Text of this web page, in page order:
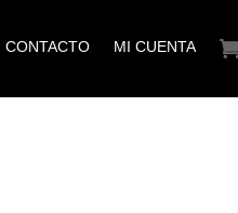
CONTACTO MI CUENTA